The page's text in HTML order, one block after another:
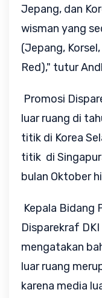
Jepang, dan
wisman yang
(Jepang,
Red)," tutur
Promosi
luar ruang di
titik di Korea
titik di
bulan Oktober
Kepala Bidang
Disparekraf
mengatakan
luar ruang
karena media